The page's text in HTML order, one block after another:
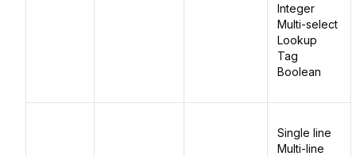
Integer
Multi-select
Lookup
Tag
Boolean
Single line
Multi-line